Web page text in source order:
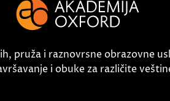
pruža i raznovrsne obrazovne
i obuke za različite